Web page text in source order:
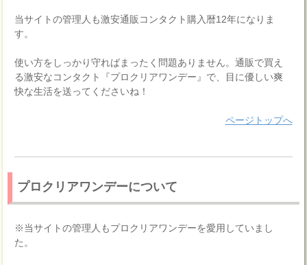
当サイトの管理人も激安通販コンタクト購入暦12年になりま
す。
使い方をしっかり守ればまったく問題ありません。通販で買え
る激安なコンタクト『プロクリアワンデー』で、目に優しい爽
快な生活を送ってくださいね！
ページトップへ
プロクリアワンデーについて
※当サイトの管理人もプロクリアワンデーを愛用していまし
た。